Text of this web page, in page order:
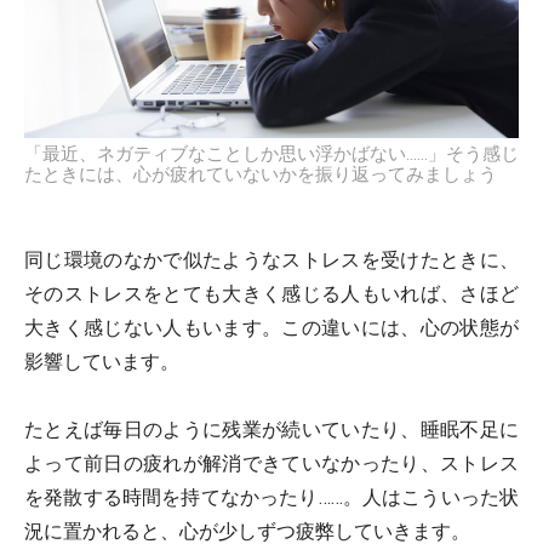
「最近、ネガティブなことしか思い浮かばない……」そう感じ
たときには、心が疲れていないかを振り返ってみましょう
同じ環境のなかで似たようなストレスを受けたときに、
そのストレスをとても大きく感じる人もいれば、さほど
大きく感じない人もいます。この違いには、心の状態が
影響しています。
たとえば毎日のように残業が続いていたり、睡眠不足に
よって前日の疲れが解消できていなかったり、ストレス
を発散する時間を持てなかったり……。人はこういった状
況に置かれると、心が少しずつ疲弊していきます。